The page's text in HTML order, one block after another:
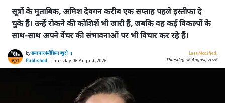
सूत्रों के मुताबिक, अमिश देवगन करीब एक सप्ताह पहले इस्तीफा दे
चुके हैं। उन्हें रोकने की कोशिशें भी जारी हैं, जबकि वह कई विकल्पों के
साथ-साथ अपने वेंचर की संभावनाओं पर भी विचार कर रहे हैं।
byसमाचार4मीडिया ब्यूरो ।।
Published- Thursday, 06 August, 2026
Last Modified:
Thursday, 06 August, 2026